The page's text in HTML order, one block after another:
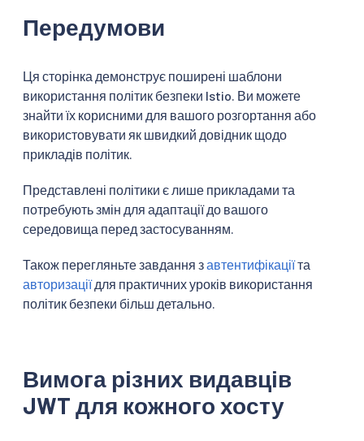
Передумови
Ця сторінка демонструє поширені шаблони
використання політик безпеки Istio. Ви можете
знайти їх корисними для вашого розгортання або
використовувати як швидкий довідник щодо
прикладів політик.
Представлені політики є лише прикладами та
потребують змін для адаптації до вашого
середовища перед застосуванням.
Також перегляньте завдання завтентифікаціїта
авторизаціїдля практичних уроків використання
політик безпеки більш детально.
Вимога різних видавців
JWT для кожного хосту